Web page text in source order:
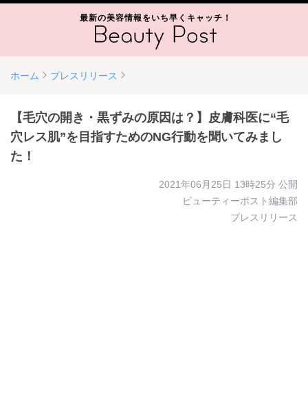
最新の美容情報をいち早くキャッチ！
ホーム プレスリリース
【毛穴の開き・黒ずみの原因は？】皮膚科医に“毛
穴レス肌”を目指すためのNG行動を聞いてみまし
た！
2021年06月25日 13時25分 公開
ビューティーポスト編集部
プレスリリース